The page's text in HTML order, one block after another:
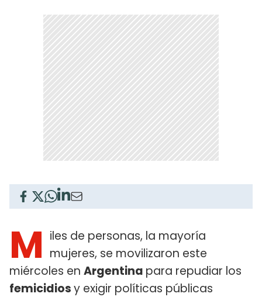
M iles de personas, la mayoría
mujeres, se movilizaron este
miércoles en Argentina para repudiar los
femicidiosy exigir políticas públicas